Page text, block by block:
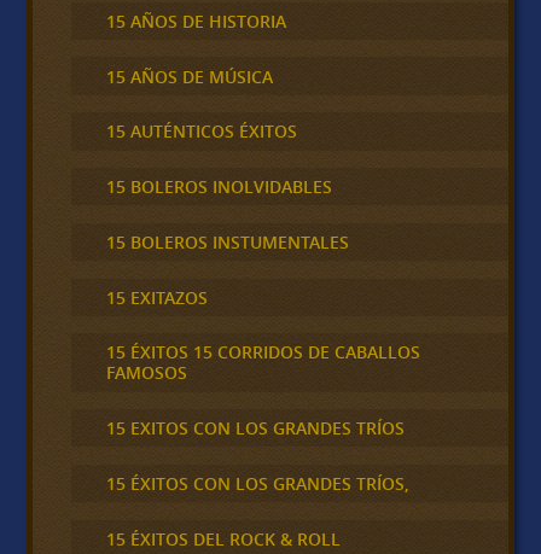
15 AÑOS DE HISTORIA
15 AÑOS DE MÚSICA
15 AUTÉNTICOS ÉXITOS
15 BOLEROS INOLVIDABLES
15 BOLEROS INSTUMENTALES
15 EXITAZOS
15 ÉXITOS 15 CORRIDOS DE CABALLOS
FAMOSOS
15 EXITOS CON LOS GRANDES TRÍOS
15 ÉXITOS CON LOS GRANDES TRÍOS,
15 ÉXITOS DEL ROCK & ROLL